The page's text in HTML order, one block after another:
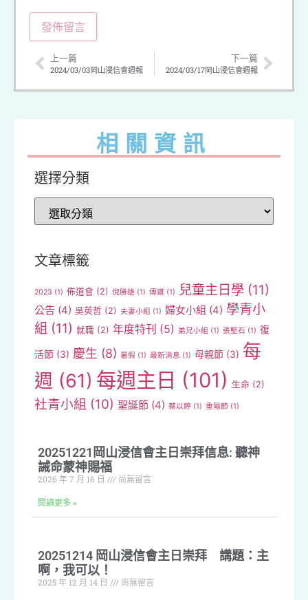
上一篇
2024/03/03岡山浸信會週報
下一篇
2024/03/17岡山浸信會週報
相關資訊
選擇分類
文章標籤
2023 (1) 佈道會 (2) 倪勝雄 (1) 傳道 (1) 兒童主日學 (11)
公告 (4) 吳英哲 (2) 夫妻小組 (1) 婦女小組 (4) 學青小
組 (11) 就職 (2) 年度特刊 (5) 弟兄小組 (1) 張堅石 (1) 復
活節 (3) 慶生 (8) 暑假 (1) 最新消息 (1) 母親節 (3) 每
週 (61) 每週主日 (101) 生命 (2)
社青小組 (10) 聖誕節 (4) 蔡以婷 (1) 重陽節 (1)
20251221岡山浸信會主日崇拜信息: 聽神
誡命蒙神賜福
2026 年 7 月 16 日 尚無留言
閱讀更多 »
20251214 岡山浸信會主日崇拜 講題：主
啊，我可以！
2025 年 12 月 14 日 尚無留言